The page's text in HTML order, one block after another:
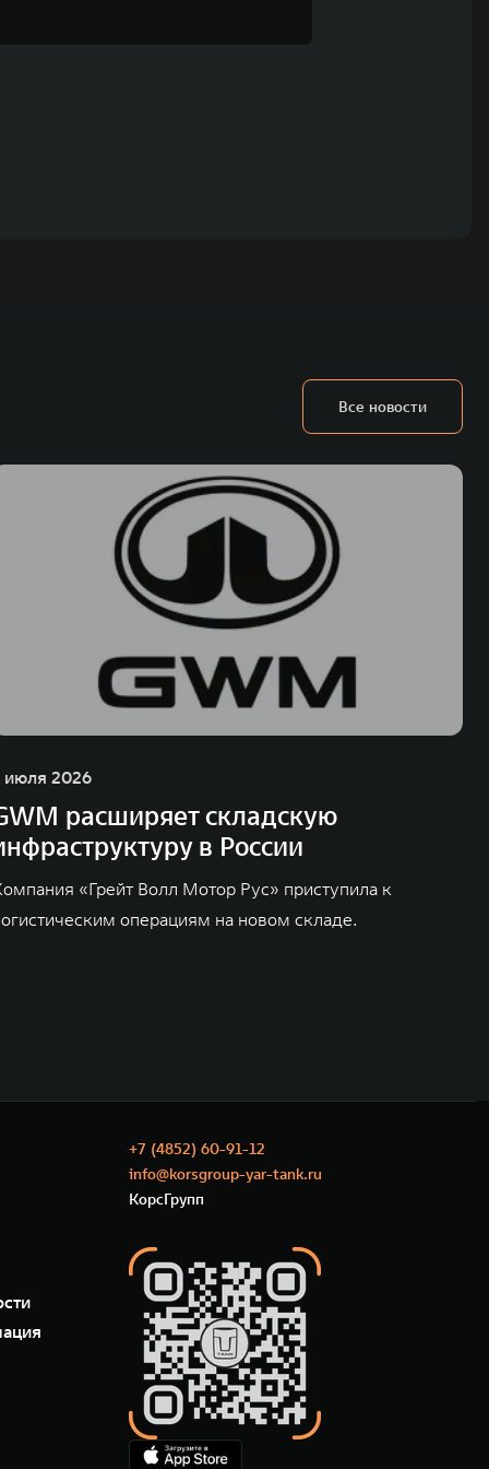
Все новости
июля 2026
расширяет складскую
в России
«Грейт Волл Мотор Рус» приступила к
операциям на новом складе.
+7 (4852) 60-91-12
info@korsgroup-yar-tank.ru
КорсГрупп